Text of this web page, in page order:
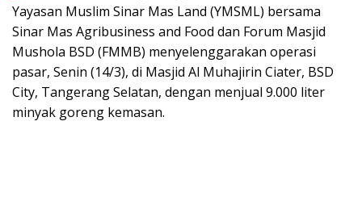
Yayasan Muslim Sinar Mas Land (YMSML) bersama
Sinar Mas Agribusiness and Food dan Forum Masjid
Mushola BSD (FMMB) menyelenggarakan operasi
pasar, Senin (14/3), di Masjid Al Muhajirin Ciater, BSD
City, Tangerang Selatan, dengan menjual 9.000 liter
minyak goreng kemasan.